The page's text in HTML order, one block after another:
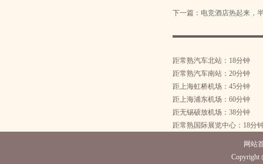
下一篇： 电竞酒店热起来，
距常熟汽车北站：18分钟
距常熟汽车南站：20分钟
距上海虹桥机场：45分钟
距上海浦东机场：60分钟
距无锡硕放机场：38分钟
距常熟国际展览中心：18分
网站
Copyright